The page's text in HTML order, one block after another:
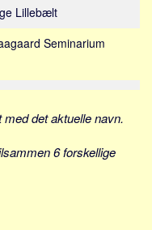
Lillebælt
Seminarium
det aktuelle navn.
6 forskellige